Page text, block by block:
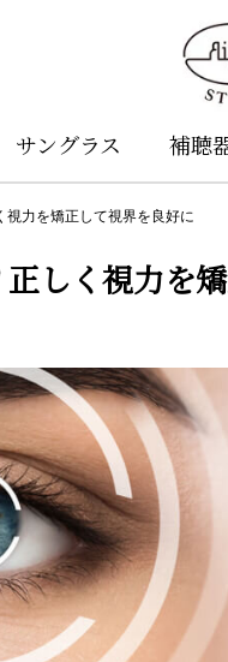
サングラス 補聴
視力を矯正して視界を良好に
しく視力を